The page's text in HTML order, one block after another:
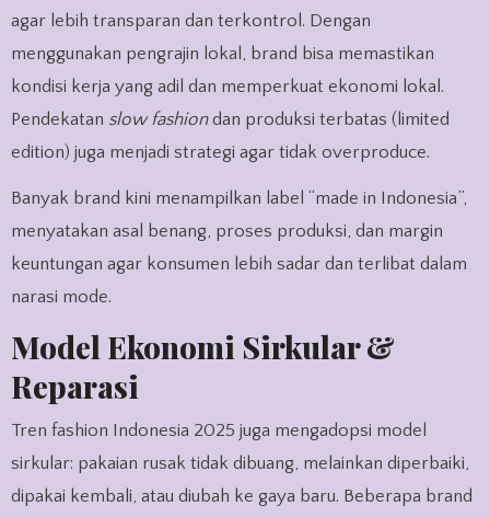
agar lebih transparan dan terkontrol. Dengan
menggunakan pengrajin lokal, brand bisa memastikan
kondisi kerja yang adil dan memperkuat ekonomi lokal.
Pendekatan slow fashiondan produksi terbatas (limited
edition) juga menjadi strategi agar tidak overproduce.
Banyak brand kini menampilkan label “made in Indonesia”,
menyatakan asal benang, proses produksi, dan margin
keuntungan agar konsumen lebih sadar dan terlibat dalam
narasi mode.
Model Ekonomi Sirkular &
Reparasi
Tren fashion Indonesia 2025 juga mengadopsi model
sirkular: pakaian rusak tidak dibuang, melainkan diperbaiki,
dipakai kembali, atau diubah ke gaya baru. Beberapa brand